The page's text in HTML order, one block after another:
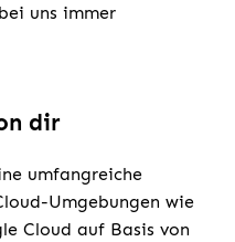
uns immer
dir
umfangreiche
Umgebungen wie
Cloud auf Basis von